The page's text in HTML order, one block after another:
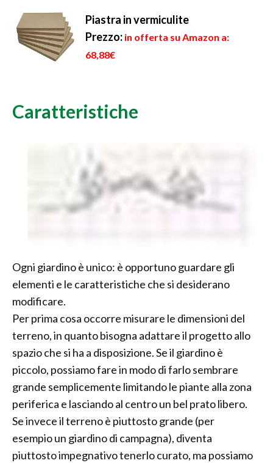
Piastra in vermiculite
Prezzo: in offerta su Amazon a:
68,88€
Caratteristiche
Ogni giardino è unico: è opportuno guardare gli
elementi e le caratteristiche che si desiderano
modificare.
Per prima cosa occorre misurare le dimensioni del
terreno, in quanto bisogna adattare il progetto allo
spazio che si ha a disposizione. Se il giardino è
piccolo, possiamo fare in modo di farlo sembrare
grande semplicemente limitando le piante alla zona
periferica e lasciando al centro un bel prato libero.
Se invece il terreno è piuttosto grande (per
esempio un giardino di campagna), diventa
piuttosto impegnativo tenerlo curato, ma possiamo